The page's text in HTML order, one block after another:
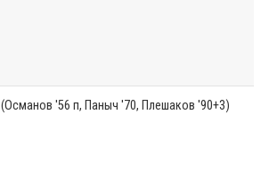
(Османов '56 п, Паныч '70, Плешаков '90+3)